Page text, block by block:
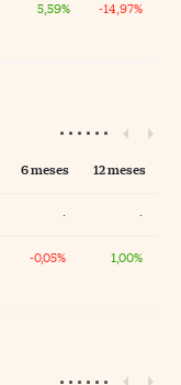
5,59% -14,97%
6 meses 12 meses
· ·
-0,05% 1,00%